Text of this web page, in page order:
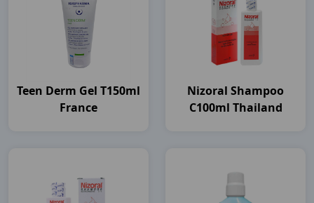
Teen Derm Gel T150ml
France
Nizoral Shampoo
C100ml Thailand